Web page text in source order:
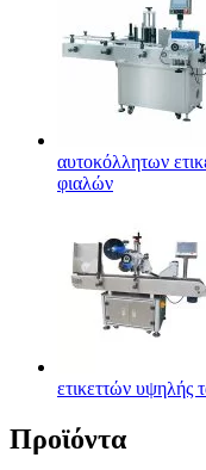
αυτοκόλλητων
φιαλών
ετικεττών υψηλής
Προϊόντα